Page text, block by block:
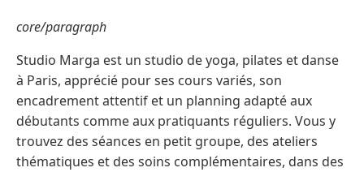
core/paragraph
Studio Marga est un studio de yoga, pilates et danse
à Paris, apprécié pour ses cours variés, son
encadrement attentif et un planning adapté aux
débutants comme aux pratiquants réguliers. Vous y
trouvez des séances en petit groupe, des ateliers
thématiques et des soins complémentaires, dans des